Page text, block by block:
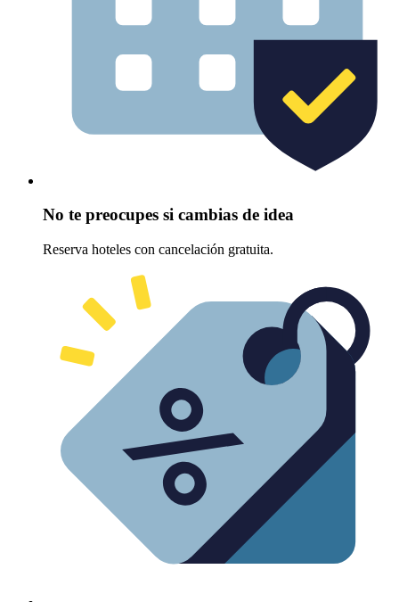
No te preocupes si cambias de idea
Reserva hoteles con cancelación gratuita.